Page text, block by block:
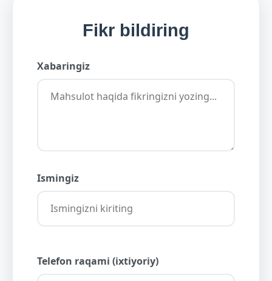
Fikr bildiring
Xabaringiz
Ismingiz
Telefon raqami (ixtiyoriy)